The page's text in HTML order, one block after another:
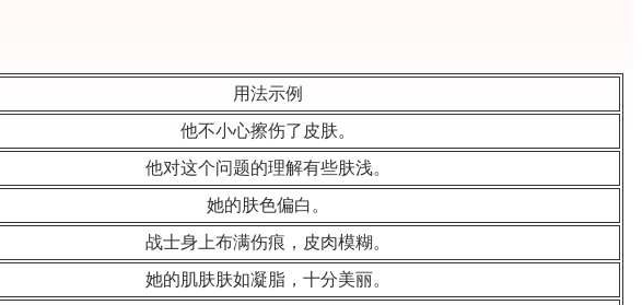
用法示例
他不小心擦伤了皮肤。
他对这个问题的理解有些肤浅。
她的肤色偏白。
战士身上布满伤痕，皮肉模糊。
她的肌肤肤如凝脂，十分美丽。